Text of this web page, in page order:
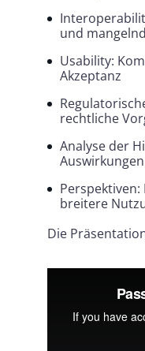
und
Usability:
Akzeptanz
rechtliche
Analyse der
Auswirkungen
breitere
Die